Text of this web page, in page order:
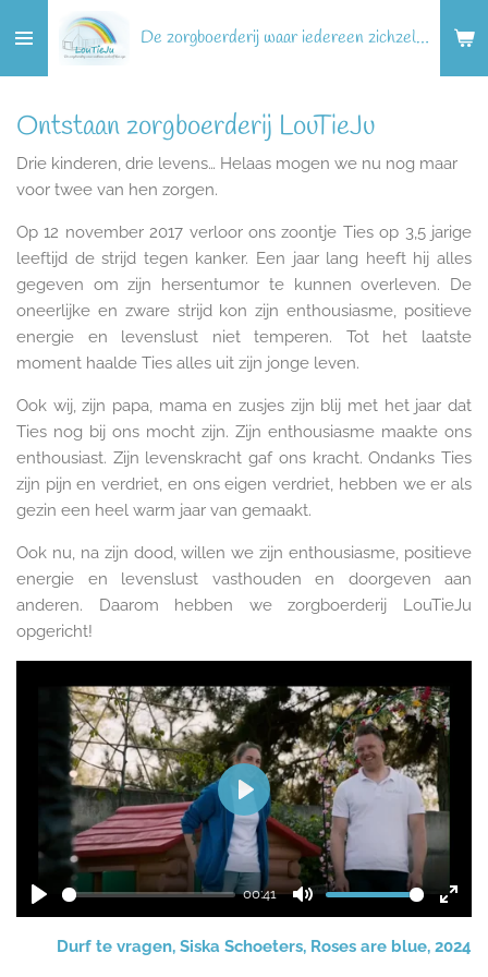
direct
naar
hoofdinhoud
De zorgboerderij waar iedereen zichzelf kan zijn!
Ontstaan zorgboerderij LouTieJu
Drie kinderen, drie levens… Helaas mogen we nu nog maar
voor twee van hen zorgen.
​Op 12 november 2017 verloor ons zoontje Ties op 3,5 jarige
leeftijd de strijd tegen kanker. Een jaar lang heeft hij alles
gegeven om zijn hersentumor te kunnen overleven. De
oneerlijke en zware strijd kon zijn enthousiasme, positieve
energie en levenslust niet temperen. Tot het laatste
moment haalde Ties alles uit zijn jonge leven.
​Ook wij, zijn papa, mama en zusjes zijn blij met het jaar dat
Ties nog bij ons mocht zijn. Zijn enthousiasme maakte ons
enthousiast. Zijn levenskracht gaf ons kracht.Ondanks Ties
zijn pijn en verdriet, en ons eigen verdriet, hebben we er als
gezin een heel warm jaar van gemaakt.
​Ook nu, na zijn dood, willen we zijn enthousiasme, positieve
energie en levenslust vasthouden en doorgeven aan
anderen. Daarom hebben we zorgboerderij LouTieJu
opgericht!
P
00:41
M
u
E
n
P
l
a
y
Durf te vragen, Siska Schoeters, Roses are blue, 2024